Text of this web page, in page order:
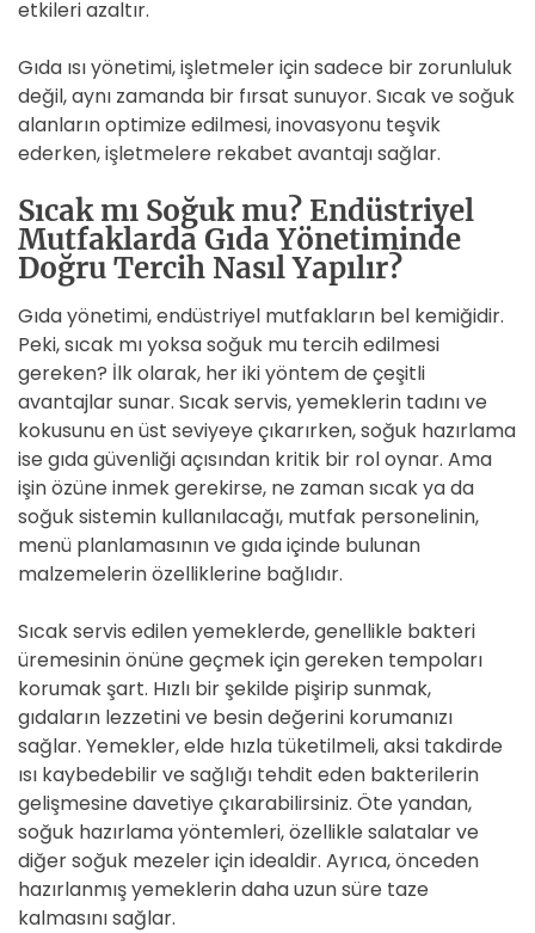
etkileri azaltır.
Gıda ısı yönetimi, işletmeler için sadece bir zorunluluk
değil, aynı zamanda bir fırsat sunuyor. Sıcak ve soğuk
alanların optimize edilmesi, inovasyonu teşvik
ederken, işletmelere rekabet avantajı sağlar.
Sıcak mı Soğuk mu? Endüstriyel
Mutfaklarda Gıda Yönetiminde
Doğru Tercih Nasıl Yapılır?
Gıda yönetimi, endüstriyel mutfakların bel kemiğidir.
Peki, sıcak mı yoksa soğuk mu tercih edilmesi
gereken? İlk olarak, her iki yöntem de çeşitli
avantajlar sunar. Sıcak servis, yemeklerin tadını ve
kokusunu en üst seviyeye çıkarırken, soğuk hazırlama
ise gıda güvenliği açısından kritik bir rol oynar. Ama
işin özüne inmek gerekirse, ne zaman sıcak ya da
soğuk sistemin kullanılacağı, mutfak personelinin,
menü planlamasının ve gıda içinde bulunan
malzemelerin özelliklerine bağlıdır.
Sıcak servis edilen yemeklerde, genellikle bakteri
üremesinin önüne geçmek için gereken tempoları
korumak şart. Hızlı bir şekilde pişirip sunmak,
gıdaların lezzetini ve besin değerini korumanızı
sağlar. Yemekler, elde hızla tüketilmeli, aksi takdirde
ısı kaybedebilir ve sağlığı tehdit eden bakterilerin
gelişmesine davetiye çıkarabilirsiniz. Öte yandan,
soğuk hazırlama yöntemleri, özellikle salatalar ve
diğer soğuk mezeler için idealdir. Ayrıca, önceden
hazırlanmış yemeklerin daha uzun süre taze
kalmasını sağlar.